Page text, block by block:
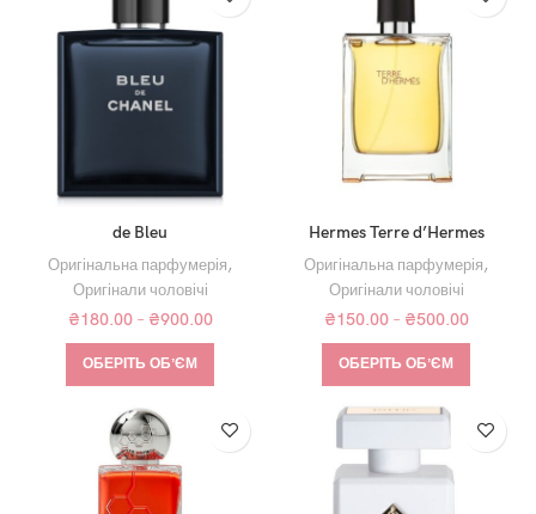
de Bleu
Оригінальна парфумерія,
Оригінали чоловічі
₴180.00– ₴900.00
ОБЕРІТЬ ОБʼЄМ
Hermes Terre d’Hermes
Оригінальна парфумерія,
Оригінали чоловічі
₴150.00– ₴500.00
ОБЕРІТЬ ОБʼЄМ